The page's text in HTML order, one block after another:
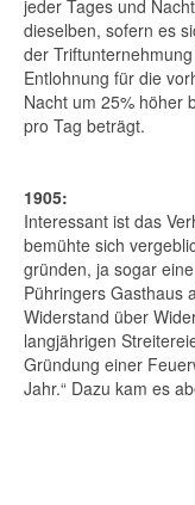
jeder Tages und
dieselben, sofern es
der
Entlohnung für die
Nacht um 25% höher
pro Tag beträgt.
1905:
Interessant ist das
bemühte sich
gründen, ja sogar
Pühringers Gasthaus
Widerstand über
langjährigen
Gründung einer
Jahr.“ Dazu kam es